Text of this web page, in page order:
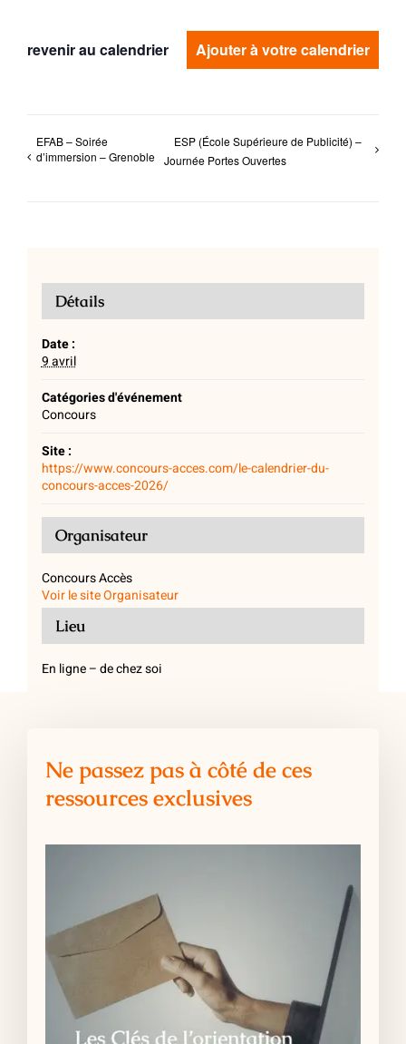
revenir au calendrier Ajouter à votre calendrier
EFAB – Soirée
d’immersion – Grenoble
ESP (École Supérieure de Publicité) –
Journée Portes Ouvertes
Détails
Date :
9 avril
Catégories d'événement
Concours
Site :
https://www.concours-acces.com/le-calendrier-du-
concours-acces-2026/
Lieu
En ligne – de chez soi
Organisateur
Concours Accès
Voir le site Organisateur
Ne passez pas à côté de ces
ressources exclusives